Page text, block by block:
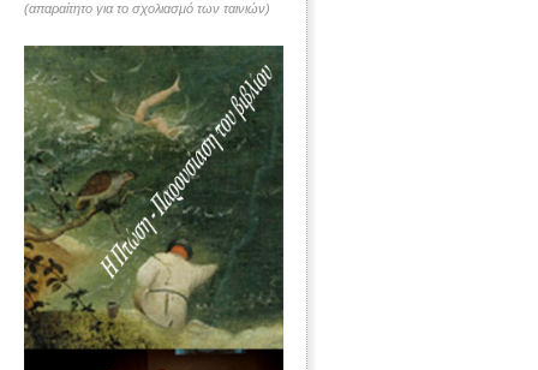
(απαραίτητο για το σχολιασμό των ταινιών)